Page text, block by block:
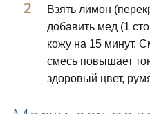
Взять лимон
добавить мед (1
кожу на 15 минут.
смесь повышает
здоровый цвет,